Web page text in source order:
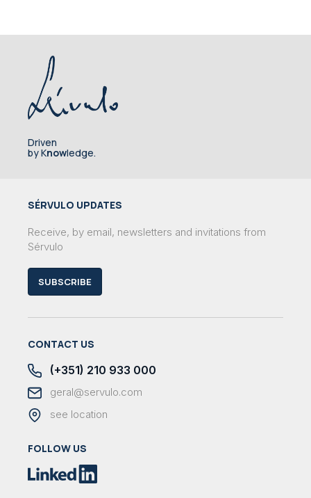
Driven
by Knowledge.
SÉRVULO UPDATES
Receive, by email, newsletters and invitations from
Sérvulo
SUBSCRIBE
CONTACT US
(+351) 210 933 000
geral@servulo.com
see location
FOLLOW US